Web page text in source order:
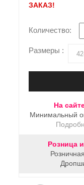
ЗАКАЗ!
Количество:
Размеры :
На
Минимальный
Розница